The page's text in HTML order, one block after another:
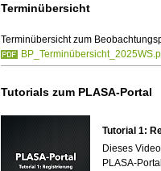
Terminübersicht
Terminübersicht zum
Tutorials zum PLASA-Portal
Tutorial 1:
Dieses
PLASA-